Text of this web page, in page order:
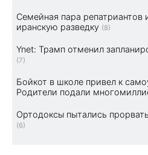
Семейная пара репатриантов
иранскую разведку (8)
Ynet: Трамп отменил
(7)
Бойкот в школе привел к
Родители подали
Ортодоксы пытались
(6)